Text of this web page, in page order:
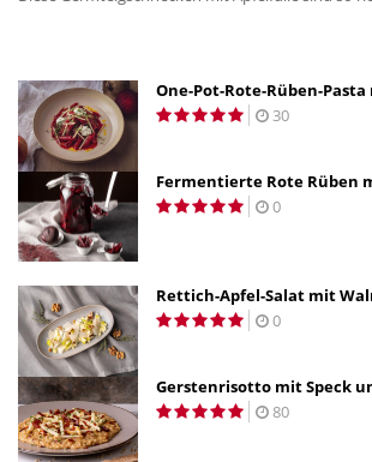
One-Pot-Rote-Rüben-
30
Fermentierte Rote Rüben
0
Rettich-Apfel-Salat mit
0
Gerstenrisotto mit Speck
80